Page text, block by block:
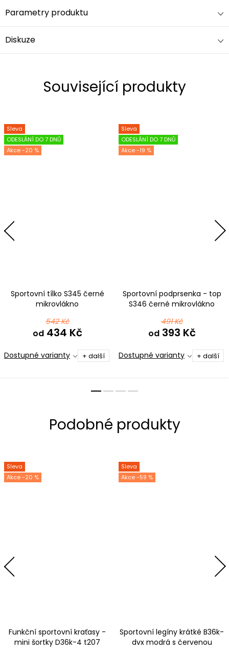
Parametry produktu
Diskuze
Související produkty
Sleva
ODESLÁNÍ DO 7 DNŮ
-20 %
Sportovní tílko S345 černé
mikrovlákno
542 Kč
od434 Kč
Dostupné varianty + další
Sleva
ODESLÁNÍ DO 7 DNŮ
-19 %
Sportovní podprsenka - top
S346 černé mikrovlákno
491 Kč
od393 Kč
Dostupné varianty + další
Sleva
-20 %
Funkční sportovní kraťasy -
mini šortky D36k-4 t207
Sleva
-59 %
Sportovní legíny krátké B36k-
dvx modrá s červenou